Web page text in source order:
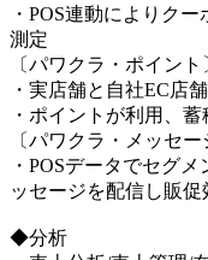
・POS連動によりク
測定
〔パワクラ・ポイント
・実店舗と自社EC店
・ポイントが利用、
〔パワクラ・メッセー
・POSデータでセグ
ッセージを配信し販促
◆分析